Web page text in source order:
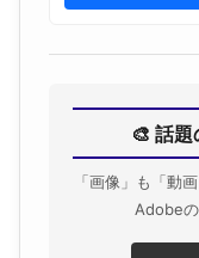
🎨 話
「画像」も「動
Adobe